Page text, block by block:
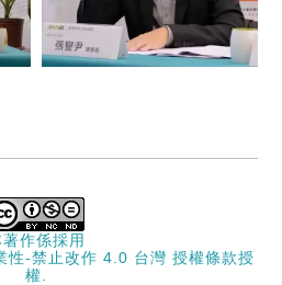
作係採用
性-禁止改作 4.0 台灣 授權條款授
權.